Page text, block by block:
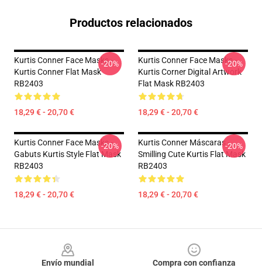
Productos relacionados
Kurtis Conner Face Masks -
Kurtis Conner Flat Mask
RB2403
18,29 € - 20,70 €
-20%
Kurtis Conner Face Masks -
Kurtis Corner Digital Artwork
Flat Mask RB2403
18,29 € - 20,70 €
-20%
Kurtis Conner Face Masks -
Gabuts Kurtis Style Flat Mask
RB2403
18,29 € - 20,70 €
-20%
Kurtis Conner Máscaras -
Smilling Cute Kurtis Flat Mask
RB2403
18,29 € - 20,70 €
-20%
Envío mundial
Compra con confianza